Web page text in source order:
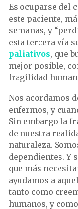
Es ocuparse del
este paciente,
semanas, y
esta tercera vía
paliativos, que
mejor posible,
fragilidad
Nos acordamos
enfermos, y
Sin embargo la
de nuestra
naturaleza.
dependientes. Y
que más
ayudamos a
tanto como
humanos, y